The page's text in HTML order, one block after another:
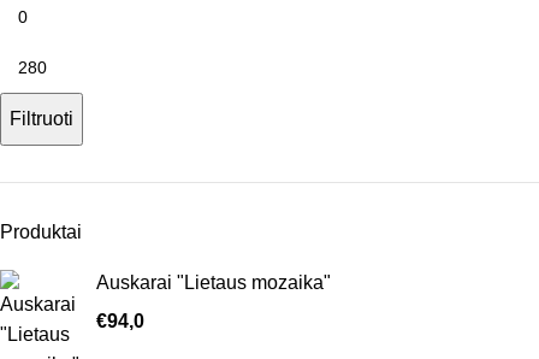
Filtruoti
Produktai
Auskarai "Lietaus mozaika"
€94,0